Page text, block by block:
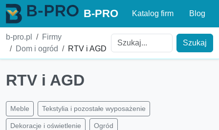
B-PRO Katalog firm Blog
b-pro.pl
Firmy
Dom i ogród
RTV i AGD
Szukaj
RTV i AGD
Meble Tekstylia i pozostałe wyposażenie
Dekoracje i oświetlenie Ogród